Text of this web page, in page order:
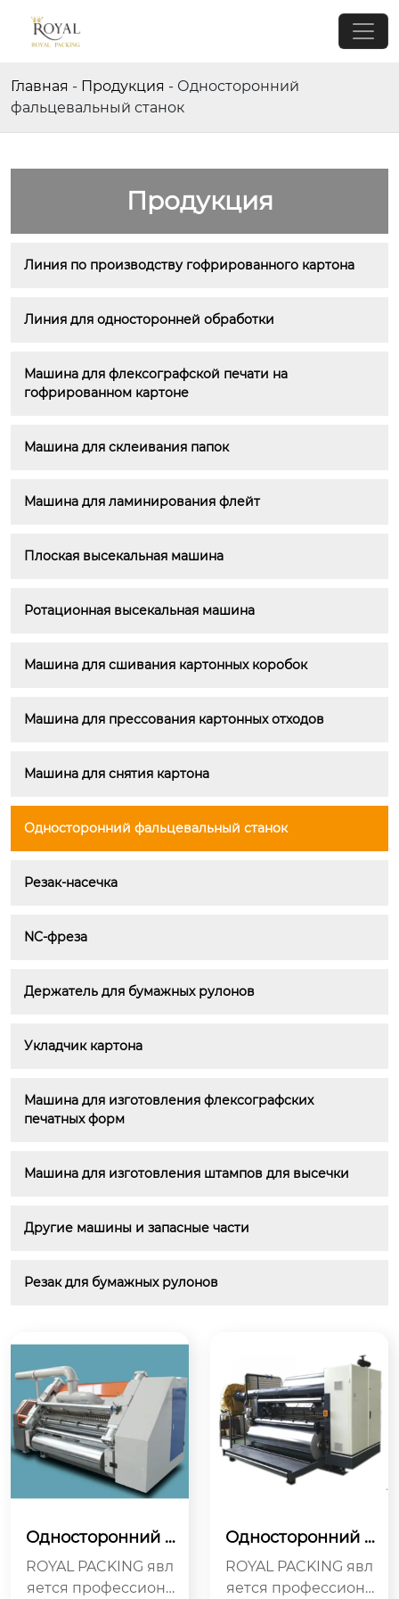
Главная - Продукция - Односторонний
фальцевальный станок
Продукция
Линия по производству гофрированного картона
Линия для односторонней обработки
Машина для флексографской печати на
гофрированном картоне
Машина для склеивания папок
Машина для ламинирования флейт
Плоская высекальная машина
Ротационная высекальная машина
Машина для сшивания картонных коробок
Машина для прессования картонных отходов
Машина для снятия картона
Односторонний фальцевальный станок
Резак-насечка
NC-фреза
Держатель для бумажных рулонов
Укладчик картона
Машина для изготовления флексографских
печатных форм
Машина для изготовления штампов для высечки
Другие машины и запасные части
Резак для бумажных рулонов
Односторонний л
аминатор MJSF-2
80V
ROYAL PACKING явл
яется профессиона
Односторонний л
аминатор MJSF-2
90S
ROYAL PACKING явл
яется профессиона